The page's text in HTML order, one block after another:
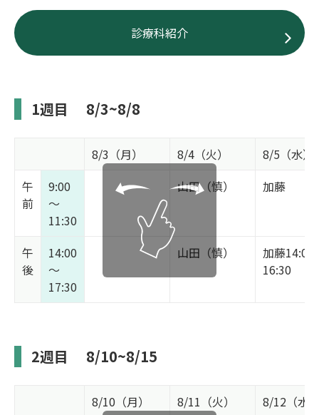
診療科紹介
1週目 8/3~8/8
8/3（月） 8/4（火）
8/5（水）
午
前
9:00
～
11:30
山田（慎） 加藤
午
後
14:00
～
17:30
山田（慎）
加藤14:00
16:30
2週目 8/10~8/15
8/10（月） 8/11（火）
8/12（水